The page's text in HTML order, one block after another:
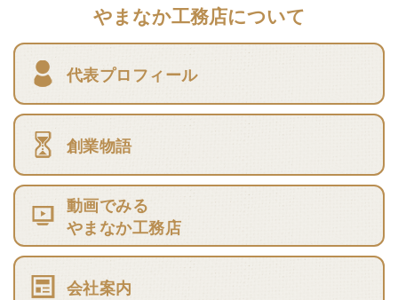
やまなか工務店について
代表プロフィール
創業物語
動画でみる
やまなか工務店
会社案内